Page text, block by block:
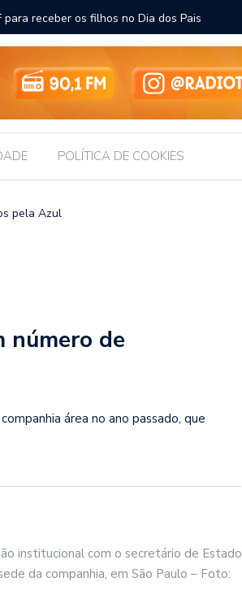
filhos no Dia dos Pais
POLÍTICA DE COOKIES
pela Azul
número de
área no ano passado, que
institucional com o secretário de Estado
da companhia, em São Paulo – Foto: